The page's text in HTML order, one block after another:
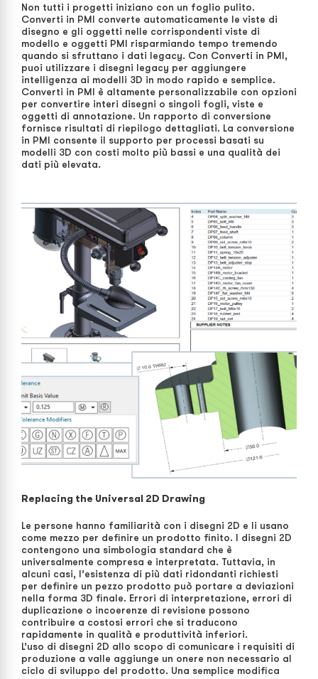
Non tutti i progetti iniziano con un foglio pulito.
Converti in PMI converte automaticamente le viste di
disegno e gli oggetti nelle corrispondenti viste di
modello e oggetti PMI risparmiando tempo tremendo
quando si sfruttano i dati legacy. Con Converti in PMI,
puoi utilizzare i disegni legacy per aggiungere
intelligenza ai modelli 3D in modo rapido e semplice.
Converti in PMI è altamente personalizzabile con opzioni
per convertire interi disegni o singoli fogli, viste e
oggetti di annotazione. Un rapporto di conversione
fornisce risultati di riepilogo dettagliati. La conversione
in PMI consente il supporto per processi basati su
modelli 3D con costi molto più bassi e una qualità dei
dati più elevata.
Replacing the Universal 2D Drawing
Le persone hanno familiarità con i disegni 2D e li usano
come mezzo per definire un prodotto finito. I disegni 2D
contengono una simbologia standard che è
universalmente compresa e interpretata. Tuttavia, in
alcuni casi, l’esistenza di più dati ridondanti richiesti
per definire un pezzo prodotto può portare a deviazioni
nella forma 3D finale. Errori di interpretazione, errori di
duplicazione o incoerenze di revisione possono
contribuire a costosi errori che si traducono
rapidamente in qualità e produttività inferiori.
L’uso di disegni 2D allo scopo di comunicare i requisiti di
produzione a valle aggiunge un onere non necessario al
ciclo di sviluppo del prodotto. Una semplice modifica